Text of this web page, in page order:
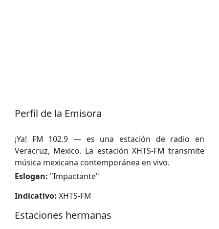
Perfil de la Emisora
¡Ya! FM 102.9 — es una estación de radio en
Veracruz, Mexico. La estación XHTS-FM transmite
música mexicana contemporánea en vivo.
Eslogan: "Impactante"
Indicativo: XHTS-FM
Estaciones hermanas